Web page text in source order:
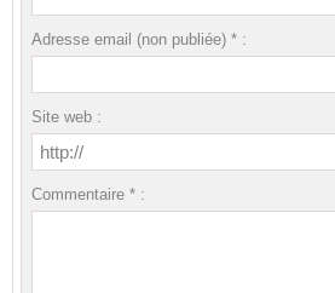
Adresse email (non publiée) * :
Site web :
Commentaire * :